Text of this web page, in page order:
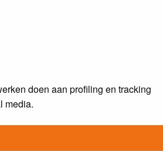
doen aan profiling en tracking
media.